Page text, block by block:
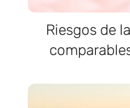
Riesgos de